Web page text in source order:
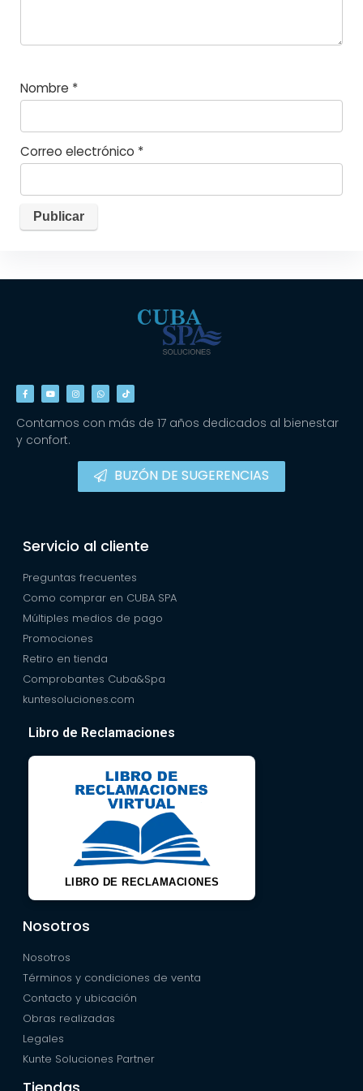
Nombre *
Correo electrónico *
Contamos con más de 17 años dedicados al bienestar
y confort.
BUZÓN DE SUGERENCIAS
Servicio al cliente
Preguntas frecuentes
Como comprar en CUBA SPA
Múltiples medios de pago
Promociones
Retiro en tienda
Comprobantes Cuba&Spa
kuntesoluciones.com
Libro de Reclamaciones
LIBRO DE RECLAMACIONES
Nosotros
Nosotros
Términos y condiciones de venta
Contacto y ubicación
Obras realizadas
Legales
Kunte Soluciones Partner